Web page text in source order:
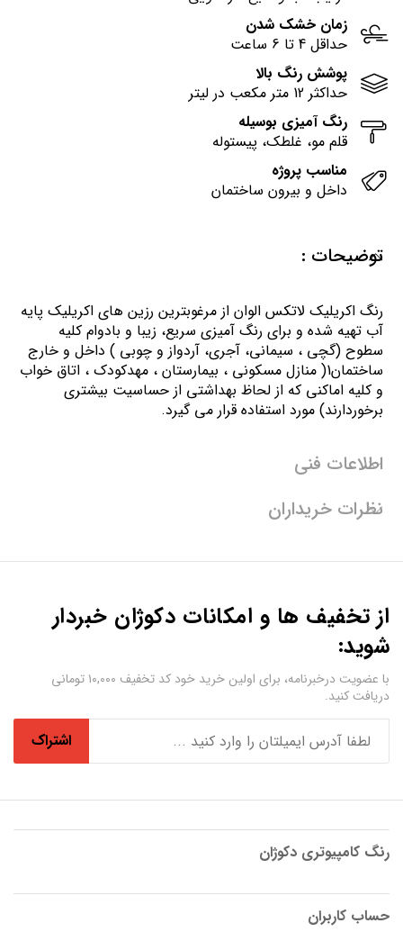
زمان خشک شدن
حداقل 4 تا 6 ساعت
پوشش رنگ بالا
حداکثر 12 متر مکعب در لیتر
رنگ آمیزی بوسیله
قلم مو، غلطک، پیستوله
مناسب پروژه
داخل و بیرون ساختمان
توضیحات :
رنگ اكريليك لاتكس الوان از مرغوبترين رزين هاي اكريليك پايه
آب تهيه شده و برای رنگ آمیزی سریع، زیبا و بادوام کلیه
سطوح (گچی ، سیمانی، آجری، آردواز و چوبی ) داخل و خارج
ساختمان1( منازل مسكوني ، بيمارستان ، مهدكودك ، اتاق خواب
و كليه اماكني كه از لحاظ بهداشتي از حساسيت بيشتري
برخوردارند) مورد استفاده قرار می گیرد.
اطلاعات فنی
نظرات خریداران
از تخفیف ها و امکانات دکوژان خبردار
شوید:
با عضویت درخبرنامه، برای اولین خرید خود کد تخفیف ۱۰,۰۰۰ تومانی
دریافت کنید.
اشتراک
رنگ کامپیوتری دکوژان
حساب کاربران